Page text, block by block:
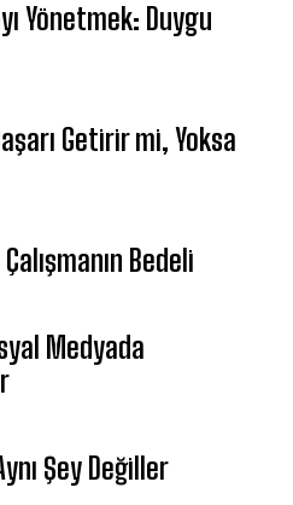
Yönetmek: Duygu
Getirir mi, Yoksa
Bedeli
Medyada
Şey Değiller